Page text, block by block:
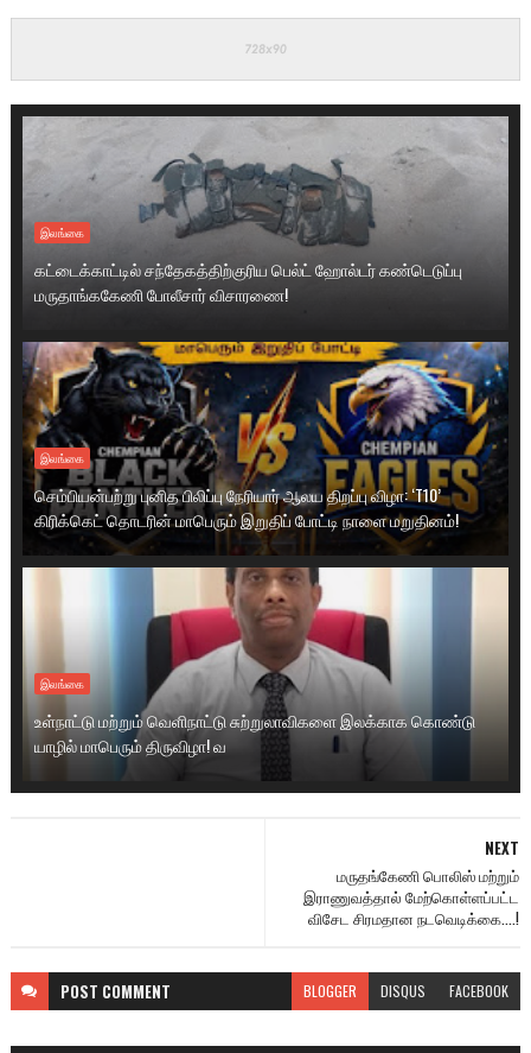
இலங்கை
கட்டைக்காட்டில் சந்தேகத்திற்குரிய பெல்ட் ஹோல்டர் கண்டெடுப்பு
மருதாங்ககேணி போலீசார் விசாரணை!
இலங்கை
செம்பியன்பற்று புனித பிலிப்பு நேரியார் ஆலய திறப்பு விழா: ‘T10’
கிரிக்கெட் தொடரின் மாபெரும் இறுதிப் போட்டி நாளை மறுதினம்!
இலங்கை
உள்நாட்டு மற்றும் வெளிநாட்டு சுற்றுலாவிகளை இலக்காக கொண்டு
யாழில் மாபெரும் திருவிழா! வ
NEXT
மருதங்கேணி பொலிஸ் மற்றும்
இராணுவத்தால் மேற்கொள்ளப்பட்ட
விசேட சிரமதான நடவெடிக்கை....!
POST COMMENT BLOGGER DISQUS FACEBOOK